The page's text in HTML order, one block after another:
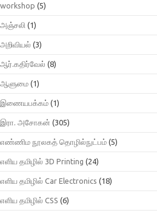
workshop (5)
அஞ்சலி (1)
அறிவியல் (3)
ஆர்.கதிர்வேல் (8)
ஆளுமை (1)
இணையபக்கம் (1)
இரா. அசோகன் (305)
எண்ணிம நூலகத் தொழில்நுட்பம் (5)
எளிய தமிழில் 3D Printing (24)
எளிய தமிழில் Car Electronics (18)
எளிய தமிழில் CSS (6)